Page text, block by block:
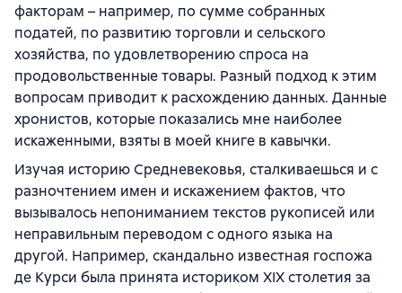
факторам – например, по сумме собранных
податей, по развитию торговли и сельского
хозяйства, по удовлетворению спроса на
продовольственные товары. Разный подход к этим
вопросам приводит к расхождению данных. Данные
хронистов, которые показались мне наиболее
искаженными, взяты в моей книге в кавычки.
Изучая историю Средневековья, сталкиваешься и с
разночтением имен и искажением фактов, что
вызывалось непониманием текстов рукописей или
неправильным переводом с одного языка на
другой. Например, скандально известная госпожа
де Курси была принята историком XIX столетия за